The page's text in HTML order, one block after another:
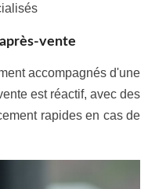
vente
accompagnés d'une
est réactif, avec des
rapides en cas de